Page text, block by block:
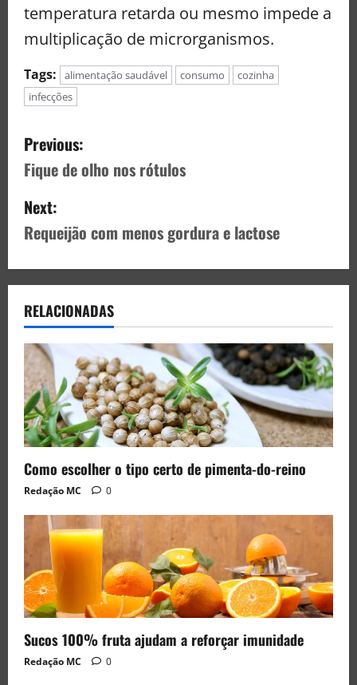
temperatura retarda ou mesmo impede a
multiplicação de microrganismos.
Tags: alimentação saudável consumo
cozinha
infecções
Previous:
Fique de olho nos rótulos
Next:
Requeijão com menos gordura e lactose
RELACIONADAS
Como escolher o tipo certo de pimenta-do-reino
Redação MC 0
Sucos 100% fruta ajudam a reforçar imunidade
Redação MC 0